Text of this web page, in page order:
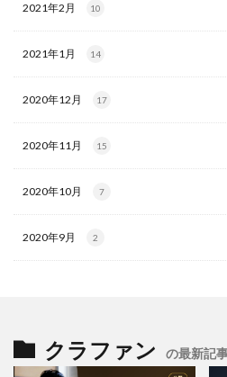
2021年2月 10
2021年1月 14
2020年12月 17
2020年11月 15
2020年10月 7
2020年9月 2
クラファン の最新記